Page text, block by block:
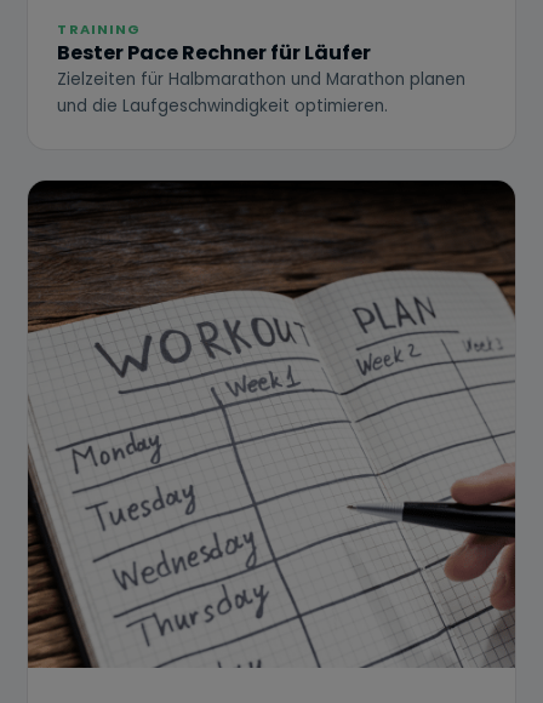
TRAINING
Bester Pace Rechner für Läufer
Zielzeiten für Halbmarathon und Marathon planen
und die Laufgeschwindigkeit optimieren.